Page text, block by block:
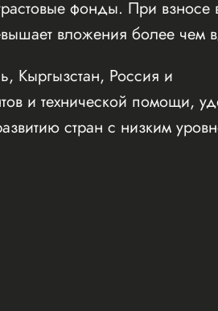
фонды. При взносе
вложения более чем
Кыргызстан, Россия и
и технической помощи,
стран с низким